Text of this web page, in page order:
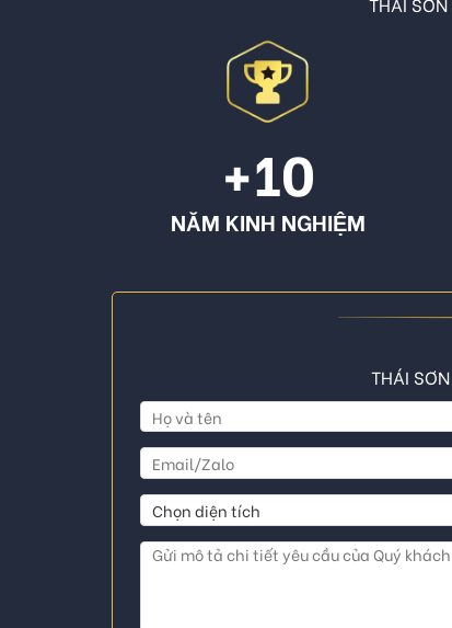
+10
NĂM KINH NGHIỆM
THÁI